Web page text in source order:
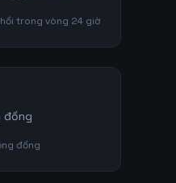
trong vòng 24 giờ
đồng
đồng